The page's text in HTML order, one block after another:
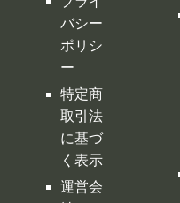
特定商
取引法
く表示
運営会
社